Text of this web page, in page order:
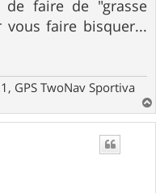
faire de "grasse
faire bisquer...
GPS TwoNav Sportiva
a